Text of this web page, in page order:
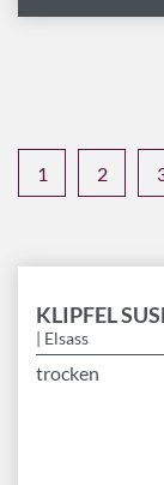
1 2
KLIPFEL
| Elsass
trocken